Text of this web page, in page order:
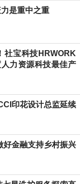
是重中之重
社宝科技HRWORK
力资源科技最佳产
印花设计总监延续
好金融支持乡村振兴